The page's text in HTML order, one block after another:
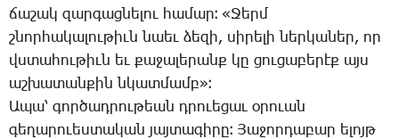
ճա­շակ զար­գաց­նե­լու հա­մար։ «­Ջերմ
շնոր­հա­կա­լու­թիւն նաեւ ձե­զի, սի­րե­լի ներ­կա­ներ, որ
վստա­հու­թիւն եւ քա­ջա­լե­րանք կը ցու­ցա­բե­րէք այս
աշ­խա­տան­քին նկատ­մամբ»։
Ա­պա՝ գոր­ծադ­րու­թեան դրո­ւե­ցաւ օ­րուան
գե­ղա­րո­ւես­տա­կան յայ­տա­գի­րը։ ­Յա­ջոր­դա­բար ե­լոյթ